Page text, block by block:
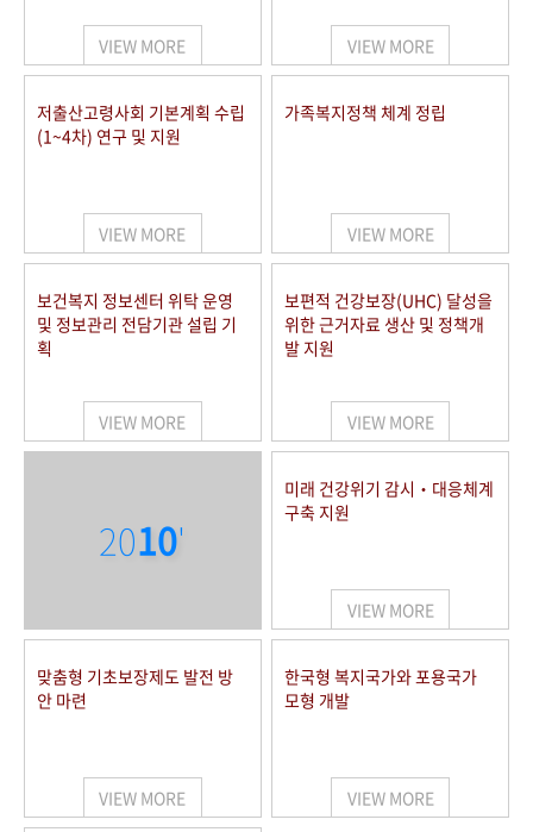
VIEW MORE VIEW MORE
저출산고령사회 기본계획 수립
(1~4차) 연구 및 지원
VIEW MORE
가족복지정책 체계 정립
VIEW MORE
보건복지 정보센터 위탁 운영
및 정보관리 전담기관 설립 기
획
VIEW MORE
보편적 건강보장(UHC) 달성을
위한 근거자료 생산 및 정책개
발 지원
VIEW MORE
2010'
미래 건강위기 감시‧대응체계
구축 지원
VIEW MORE
맞춤형 기초보장제도 발전 방
안 마련
VIEW MORE
한국형 복지국가와 포용국가
모형 개발
VIEW MORE